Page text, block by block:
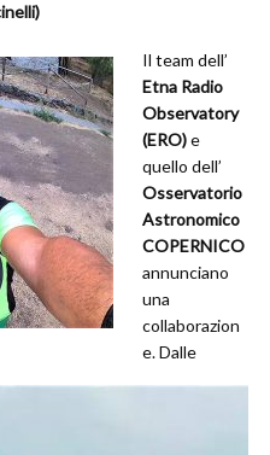
Il team dell’
Etna Radio
Observatory
(ERO)e
quello dell’
Osservatorio
Astronomico
COPERNICO
annunciano
una
collaborazion
e. Dalle